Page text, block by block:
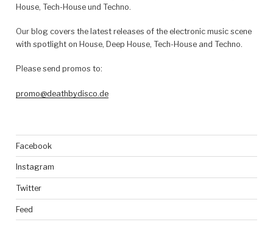
House, Tech-House und Techno.
Our blog covers the latest releases of the electronic music scene
with spotlight on House, Deep House, Tech-House and Techno.
Please send promos to:
promo@deathbydisco.de
Facebook
Instagram
Twitter
Feed